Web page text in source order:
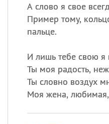
А слово я свое
Пример тому,
пальце.
И лишь тебе свою
Ты моя радость,
Ты словно воздух
Моя жена,